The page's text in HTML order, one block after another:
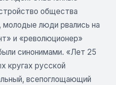
общества
люди рвались на
и «революционер»
синонимами. «Лет 25
кругах русской
всепоглощающий